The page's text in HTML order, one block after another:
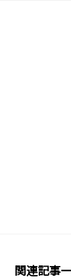
関連記事